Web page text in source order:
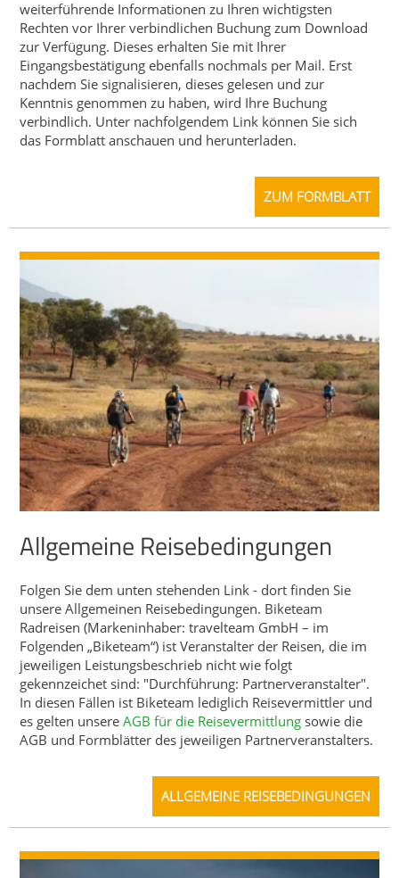
weiterführende Informationen zu Ihren wichtigsten
Rechten vor Ihrer verbindlichen Buchung zum Download
zur Verfügung. Dieses erhalten Sie mit Ihrer
Eingangsbestätigung ebenfalls nochmals per Mail. Erst
nachdem Sie signalisieren, dieses gelesen und zur
Kenntnis genommen zu haben, wird Ihre Buchung
verbindlich. Unter nachfolgendem Link können Sie sich
das Formblatt anschauen und herunterladen.
ZUM FORMBLATT
Allgemeine Reisebedingungen
Folgen Sie dem unten stehenden Link - dort finden Sie
unsere Allgemeinen Reisebedingungen. Biketeam
Radreisen (Markeninhaber: travelteam GmbH – im
Folgenden „Biketeam“) ist Veranstalter der Reisen, die im
jeweiligen Leistungsbeschrieb nicht wie folgt
gekennzeichet sind: "Durchführung: Partnerveranstalter".
In diesen Fällen ist Biketeam lediglich Reisevermittler und
es gelten unsere AGB für die Reisevermittlung sowie die
AGB und Formblätter des jeweiligen Partnerveranstalters.
ALLGEMEINE REISEBEDINGUNGEN